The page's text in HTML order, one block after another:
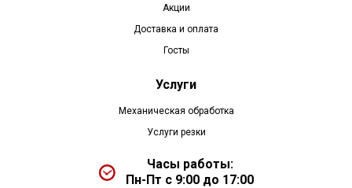
Акции
Доставка и оплата
Госты
Услуги
Механическая обработка
Услуги резки
Часы работы:
Пн-Пт с 9:00 до 17:00